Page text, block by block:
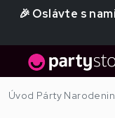
🎉 Oslávte s
Úvod Párty